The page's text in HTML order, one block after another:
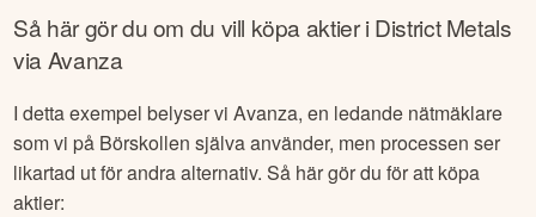
Så här gör du om du vill köpa aktier iDistrict Metals
via Avanza
I detta exempel belyser vi Avanza, en ledande nätmäklare
som vi på Börskollen själva använder, men processen ser
likartad ut för andra alternativ. Så här gör du för att köpa
aktier: